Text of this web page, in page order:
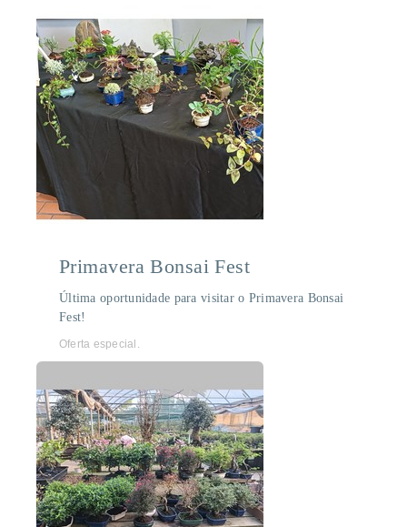
Primavera Bonsai Fest
Última oportunidade para visitar o Primavera Bonsai
Fest!
Oferta especial.